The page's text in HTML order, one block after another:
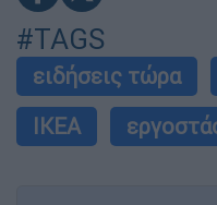
#TAGS
ειδήσεις τώρα
ΙΚΕΑ